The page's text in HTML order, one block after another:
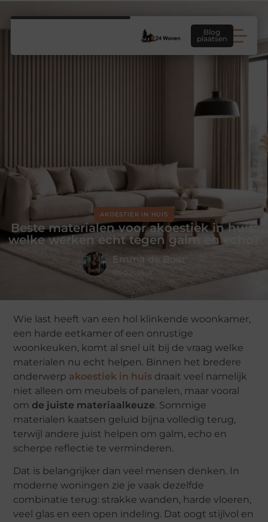
Blog
plaatsen
AKOESTIEK IN HUIS
Beste materialen voor akoestiek in huis:
welke werken echt tegen galm en echo?
Emma de Boer
Redacteur
Wie last heeft van een hol klinkende woonkamer,
een harde eetkamer of een onrustige
woonkeuken, komt al snel uit bij de vraag welke
materialen nu echt helpen. Binnen het bredere
onderwerp akoestiek in huis draait veel namelijk
niet alleen om meubels of panelen, maar vooral
om de juiste materiaalkeuze. Sommige
materialen kaatsen geluid bijna volledig terug,
terwijl andere juist helpen om galm, echo en
scherpe reflectie te verminderen.
Dat is belangrijker dan veel mensen denken. In
moderne woningen zie je vaak dezelfde
combinatie terug: strakke wanden, harde vloeren,
veel glas en een open indeling. Dat oogt stijlvol en